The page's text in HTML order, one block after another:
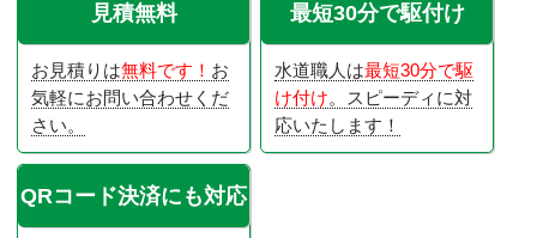
見積無料
お見積りは無料です！ お
気軽にお問い合わせくだ
さい。
最短30分で駆付け
水道職人は最短30分で駆
け付け。スピーディに対
応いたします！
QRコード決済にも対応